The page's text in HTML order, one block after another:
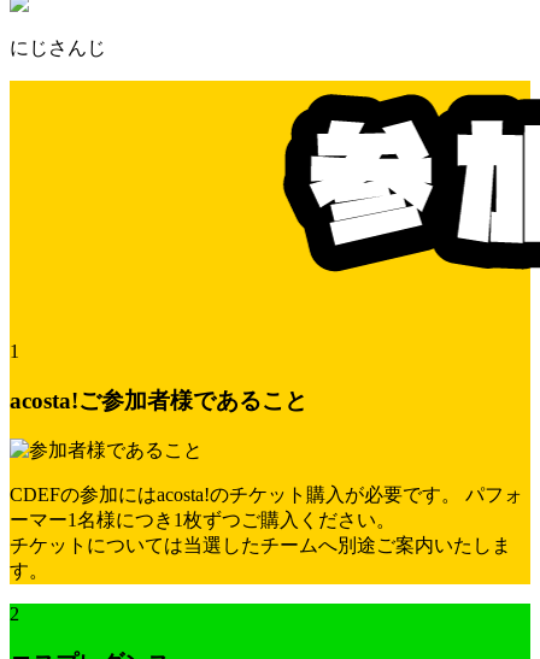
にじさんじ
1
acosta!ご参加者様であること
CDEFの参加にはacosta!のチケット購入が必要です。 パフォ
ーマー1名様につき1枚ずつご購入ください。
チケットについては当選したチームへ別途ご案内いたしま
す。
2